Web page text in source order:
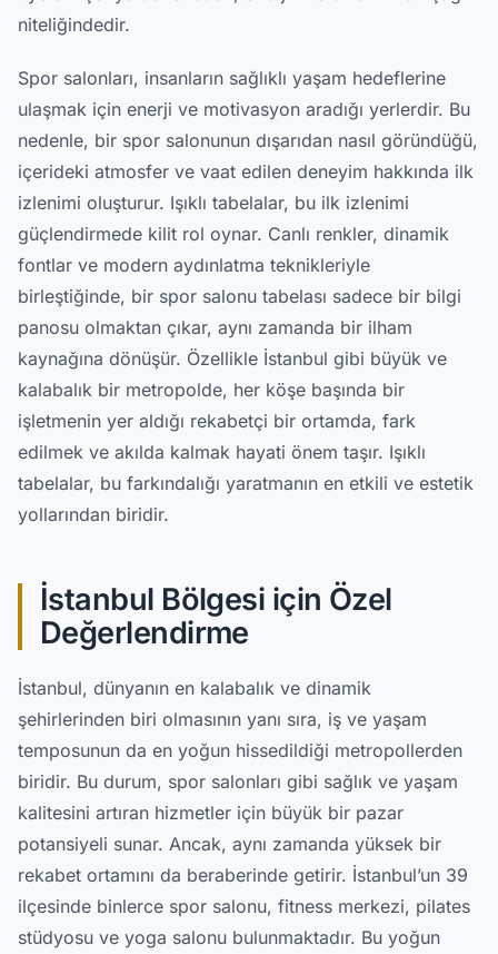
niteliğindedir.
Spor salonları, insanların sağlıklı yaşam hedeflerine
ulaşmak için enerji ve motivasyon aradığı yerlerdir. Bu
nedenle, bir spor salonunun dışarıdan nasıl göründüğü,
içerideki atmosfer ve vaat edilen deneyim hakkında ilk
izlenimi oluşturur. Işıklı tabelalar, bu ilk izlenimi
güçlendirmede kilit rol oynar. Canlı renkler, dinamik
fontlar ve modern aydınlatma teknikleriyle
birleştiğinde, bir spor salonu tabelası sadece bir bilgi
panosu olmaktan çıkar, aynı zamanda bir ilham
kaynağına dönüşür. Özellikle İstanbul gibi büyük ve
kalabalık bir metropolde, her köşe başında bir
işletmenin yer aldığı rekabetçi bir ortamda, fark
edilmek ve akılda kalmak hayati önem taşır. Işıklı
tabelalar, bu farkındalığı yaratmanın en etkili ve estetik
yollarından biridir.
İstanbul Bölgesi için Özel
Değerlendirme
İstanbul, dünyanın en kalabalık ve dinamik
şehirlerinden biri olmasının yanı sıra, iş ve yaşam
temposunun da en yoğun hissedildiği metropollerden
biridir. Bu durum, spor salonları gibi sağlık ve yaşam
kalitesini artıran hizmetler için büyük bir pazar
potansiyeli sunar. Ancak, aynı zamanda yüksek bir
rekabet ortamını da beraberinde getirir. İstanbul’un 39
ilçesinde binlerce spor salonu, fitness merkezi, pilates
stüdyosu ve yoga salonu bulunmaktadır. Bu yoğun